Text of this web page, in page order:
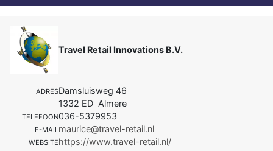
Travel Retail Innovations B.V.
ADRESDamsluisweg 46
1332 ED Almere
TELEFOON036-5379953
E-MAILmaurice@travel-retail.nl
WEBSITEhttps://www.travel-retail.nl/